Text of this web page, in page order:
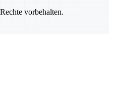
vorbehalten.